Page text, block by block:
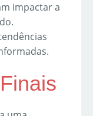
impactar a